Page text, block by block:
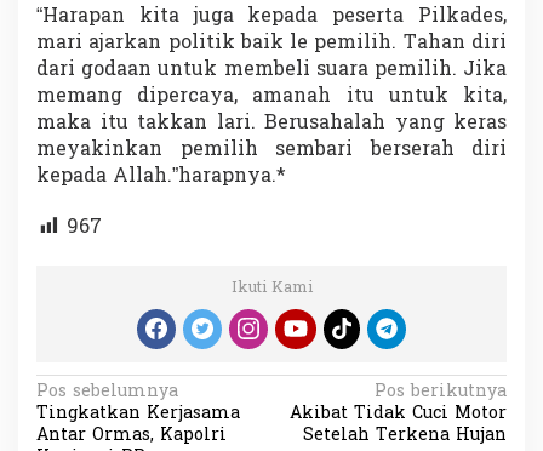
“Harapan kita juga kepada peserta Pilkades,
mari ajarkan politik baik le pemilih. Tahan diri
dari godaan untuk membeli suara pemilih. Jika
memang dipercaya, amanah itu untuk kita,
maka itu takkan lari. Berusahalah yang keras
meyakinkan pemilih sembari berserah diri
kepada Allah.”harapnya.*
967
Ikuti Kami
N
a
Pos sebelumnya
Tingkatkan Kerjasama
Antar Ormas, Kapolri
Pos berikutnya
Akibat Tidak Cuci Motor
Setelah Terkena Hujan